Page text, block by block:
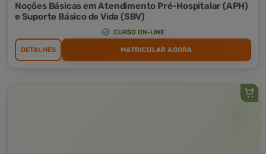
Noções Básicas em Atendimento Pré-Hospitalar (APH)
e Suporte Básico de Vida (SBV)
CURSO ON-LINE
DETALHES MATRICULAR AGORA